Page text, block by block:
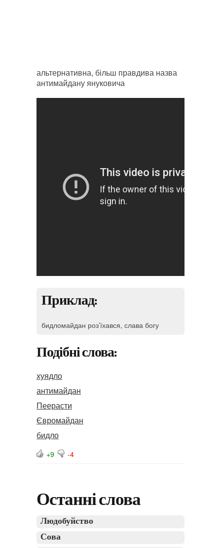
альтернативна, більш правдива назва
антимайдану януковича
Приклад:
бидломайдан роз’їхався, слава богу
Подібні слова:
хуядло
антимайдан
Пеерасти
Євромайдан
бидло
+9 -4
Останні слова
Людобуйство
Сова